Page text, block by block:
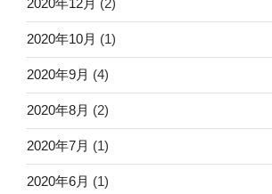
2020年12月 (2)
2020年10月 (1)
2020年9月 (4)
2020年8月 (2)
2020年7月 (1)
2020年6月 (1)